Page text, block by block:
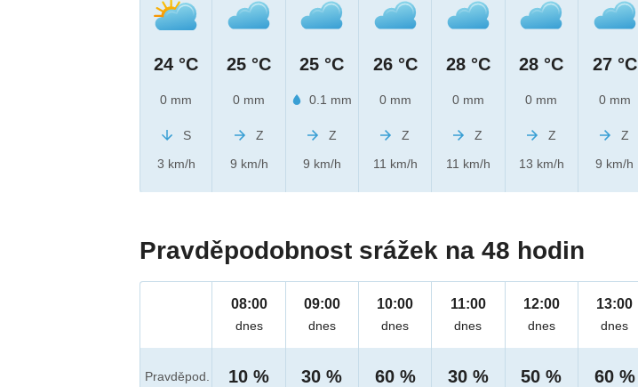
24 °C
0 mm
S
3 km/h
25 °C
0 mm
Z
9 km/h
25 °C
0.1 mm
Z
9 km/h
26 °C
0 mm
Z
11 km/h
28 °C
0 mm
Z
11 km/h
28 °C
0 mm
Z
13 km/h
27 °C
0 mm
Z
9 km/h
Pravděpodobnost srážek na 48 hodin
Pravděpod.
08:00
dnes
10 %
09:00
dnes
30 %
10:00
dnes
60 %
11:00
dnes
30 %
12:00
dnes
50 %
13:00
dnes
60 %